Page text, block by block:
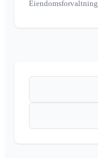
Eiendomsforvaltning